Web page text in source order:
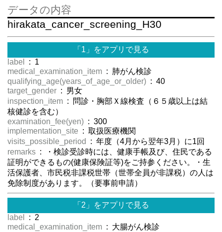
データの内容
hirakata_cancer_screening_H30
「1」をアプリで見る
label
: 1
medical_examination_item : 肺がん検診
qualifying_age(years_of_age_or_older) : 40
target_gender : 男女
inspection_item : 問診・胸部Ｘ線検査（６５歳以上は結
核健診を含む）
examination_fee(yen) : 300
implementation_site : 取扱医療機関
visits_possible_period
: 年度（4月から翌年3月）に1回
remarks : ・検診受診時には、健康手帳及び、住民である
証明ができるもの(健康保険証等)をご持参ください。・生
活保護者、市民税非課税世帯（世帯全員が非課税）の人は
免除制度があります。（要事前申請）
「2」をアプリで見る
label
: 2
medical_examination_item : 大腸がん検診